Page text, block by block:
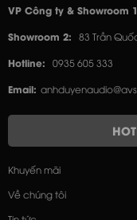
VP Công ty & Showroom
Showroom 2: 83 Trần
Hotline: 0935 605 333
Email:
Khuyến mãi
Về chúng tôi